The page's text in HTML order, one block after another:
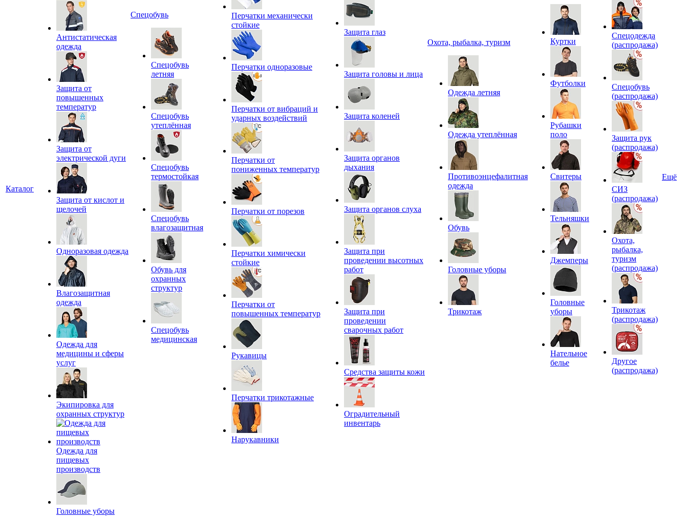
Каталог
Антистатическая
одежда
Защита от
повышенных
температур
Защита от
электрической дуги
Защита от кислот и
щелочей
Одноразовая одежда
Влагозащитная
одежда
Одежда для
медицины и сферы
услуг
Экипировка для
охранных структур
Одежда для
пищевых
производств
Головные уборы
Спецобувь
Спецобувь
летняя
Спецобувь
утеплённая
Спецобувь
термостойкая
Спецобувь
влагозащитная
Обувь для
охранных
структур
Спецобувь
медицинская
Перчатки механически
стойкие
Перчатки одноразовые
Перчатки от вибраций и
ударных воздействий
Перчатки от
пониженных температур
Перчатки от порезов
Перчатки химически
стойкие
Перчатки от
повышенных температур
Рукавицы
Перчатки трикотажные
Нарукавники
Защита глаз
Защита головы и лица
Защита коленей
Защита органов
дыхания
Защита органов слуха
Защита при
проведении высотных
работ
Защита при
проведении
сварочных работ
Средства защиты кожи
Оградительный
инвентарь
Охота, рыбалка, туризм
Одежда летняя
Одежда утеплённая
Противоэнцефалитная
одежда
Обувь
Головные уборы
Трикотаж
Куртки
Футболки
Рубашки
поло
Свитеры
Тельняшки
Джемперы
Головные
уборы
Нательное
белье
Спецодежда
(распродажа)
Спецобувь
(распродажа)
Защита рук
(распродажа)
СИЗ
(распродажа)
Охота,
рыбалка,
туризм
(распродажа)
Трикотаж
(распродажа)
Другое
(распродажа)
Ещё